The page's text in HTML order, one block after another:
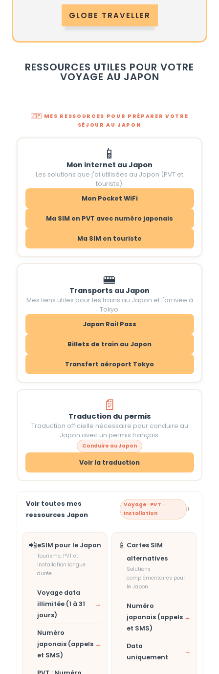
GLOBE TRAVELLER
RESSOURCES UTILES POUR VOTRE
VOYAGE AU JAPON
🇯🇵 MES RESSOURCES POUR PRÉPARER VOTRE
SÉJOUR AU JAPON
📱
Mon internet au Japon
Les solutions que j'ai utilisées au Japon (PVT et
touriste).
Mon Pocket WiFi
Ma SIM en PVT avec numéro japonais
Ma SIM en touriste
🚝
Transports au Japon
Mes liens utiles pour les trains au Japon et l'arrivée à
Tokyo.
Japan Rail Pass
Billets de train au Japon
Transfert aéroport Tokyo
📄
Traduction du permis
Traduction officielle nécessaire pour conduire au
Japon avec un permis français.
Conduire au Japon
Voir la traduction
Voir toutes mes
ressources Japon
Voyage · PVT ·
Installation
→
📲eSIM pour le Japon
Tourisme, PVT et
installation longue
durée
Voyage data
illimitée (1 à 31
jours)
→
Numéro
japonais (appels
et SMS)
→
📱 Cartes SIM
alternatives
Solutions
complémentaires pour
le Japon
Numéro
japonais (appels
et SMS)
→
Data
uniquement
→